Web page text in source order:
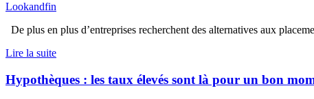
Lookandfin
De plus en plus d’entreprises recherchent des alternatives aux
Lire la suite
Hypothèques : les taux élevés sont là pour un bon